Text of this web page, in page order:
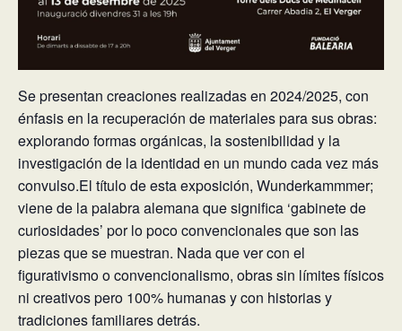
Se presentan creaciones realizadas en 2024/2025, con
énfasis en la recuperación de materiales para sus obras:
explorando formas orgánicas, la sostenibilidad y la
investigación de la identidad en un mundo cada vez más
convulso.El título de esta exposición, Wunderkammmer;
viene de la palabra alemana que significa ‘gabinete de
curiosidades’ por lo poco convencionales que son las
piezas que se muestran. Nada que ver con el
figurativismo o convencionalismo, obras sin límites físicos
ni creativos pero 100% humanas y con historias y
tradiciones familiares detrás.